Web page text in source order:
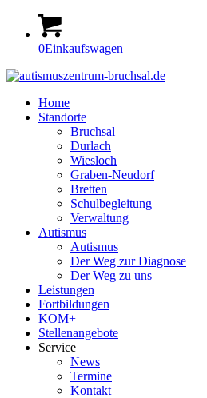
0Einkaufswagen
Home
Standorte
Bruchsal
Durlach
Wiesloch
Graben-Neudorf
Bretten
Schulbegleitung
Verwaltung
Autismus
Autismus
Der Weg zur Diagnose
Der Weg zu uns
Leistungen
Fortbildungen
KOM+
Stellenangebote
Service
News
Termine
Kontakt